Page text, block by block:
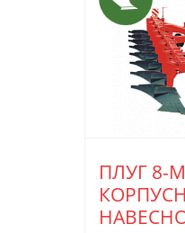
ПЛУГ 8-